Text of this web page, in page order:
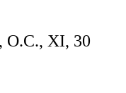
O.C., XI, 30